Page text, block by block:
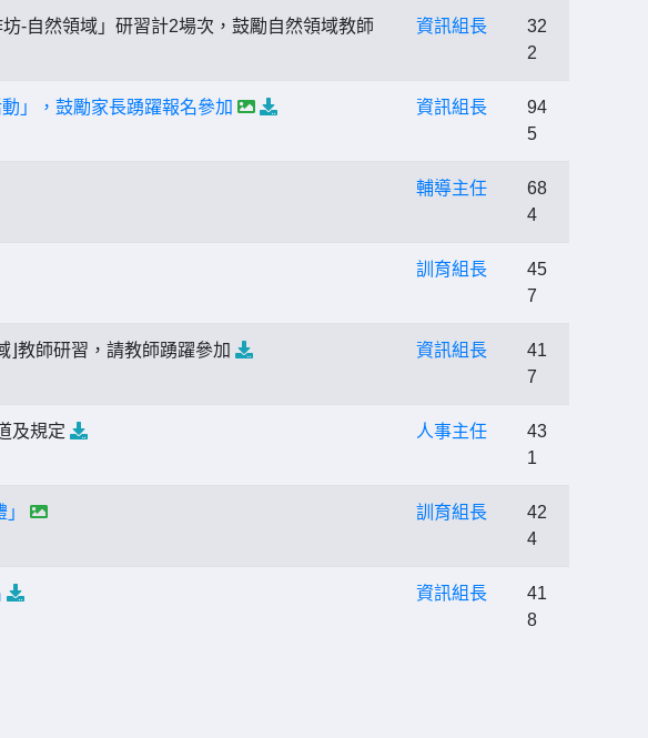
-自然領域」研習計2場次，鼓勵自然領域教師
資訊組長
32
2
」，鼓勵家長踴躍報名參加 資訊組長
94
5
輔導主任
68
4
訓育組長
45
7
⌋教師研習，請教師踴躍參加 資訊組長
41
7
及規定 人事主任
43
1
訓育組長
42
4
資訊組長
41
8